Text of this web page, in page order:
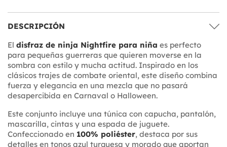
DESCRIPCIÓN
El disfraz de ninja Nightfire para niña es perfecto
para pequeñas guerreras que quieren moverse en la
sombra con estilo y mucha actitud. Inspirado en los
clásicos trajes de combate oriental, este diseño combina
fuerza y elegancia en una mezcla que no pasará
desapercibida en Carnaval o Halloween.
Este conjunto incluye una túnica con capucha, pantalón,
mascarilla, cintas y una espada de juguete.
Confeccionado en 100% poliéster, destaca por sus
detalles en tonos azul turquesa y morado que aportan